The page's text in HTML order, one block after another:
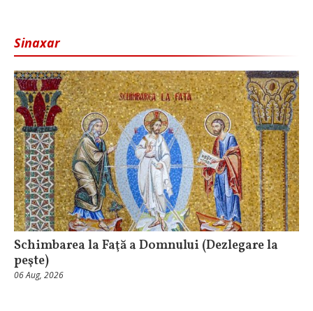
Sinaxar
Schimbarea la Faţă a Domnului (Dezlegare la
peşte)
06 Aug, 2026